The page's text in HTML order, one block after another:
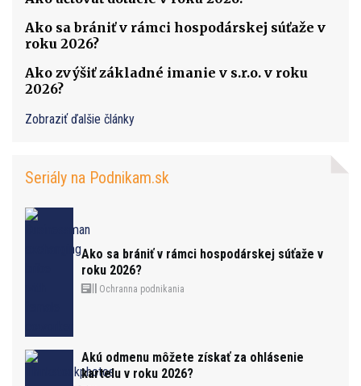
Ako sa brániť v rámci hospodárskej súťaže v
roku 2026?
Ako zvýšiť základné imanie v s.r.o. v roku
2026?
Zobraziť ďalšie články
Seriály na Podnikam.sk
Ako sa brániť v rámci hospodárskej súťaže v
roku 2026?
Ochranna podnikania
Akú odmenu môžete získať za ohlásenie
kartelu v roku 2026?